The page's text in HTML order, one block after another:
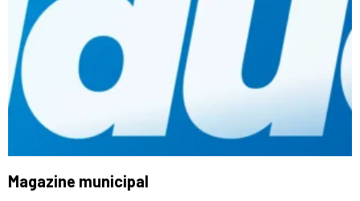
Magazine municipal